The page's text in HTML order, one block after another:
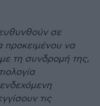
σε
προκειμένου να
τη συνδρομή της,
τις